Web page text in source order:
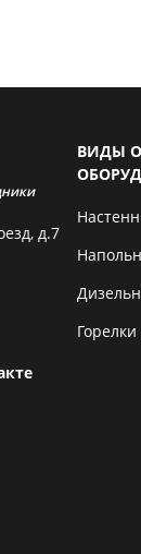
д.7
ВИДЫ
Горелки